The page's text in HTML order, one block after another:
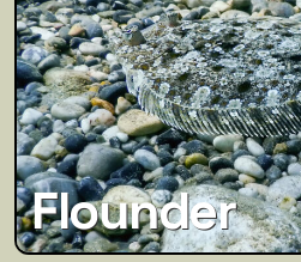
Flounder